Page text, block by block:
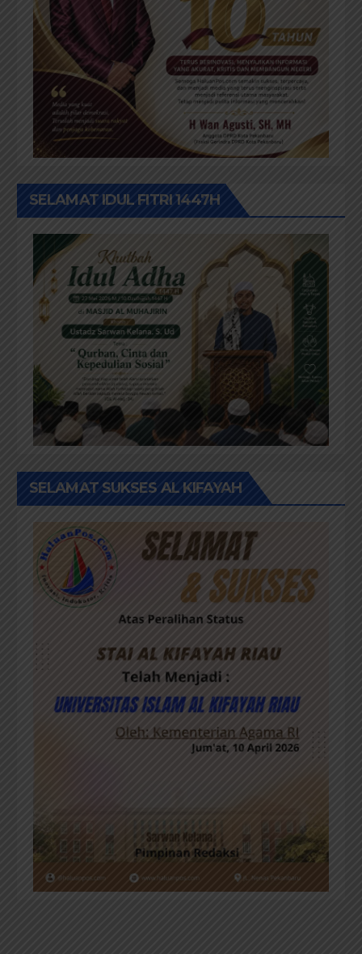
SELAMAT IDUL FITRI 1447H
SELAMAT SUKSES AL KIFAYAH